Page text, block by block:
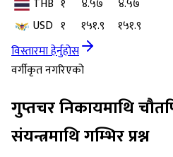
THB १ ४.५७
४.५७
USD १ १५१.९
१५१.९
विस्तारमा हेर्नुहोस
वर्गीकृत नगरिएको
गुप्तचर निकायमाथि
संयन्त्रमाथि गम्भिर प्रश्न